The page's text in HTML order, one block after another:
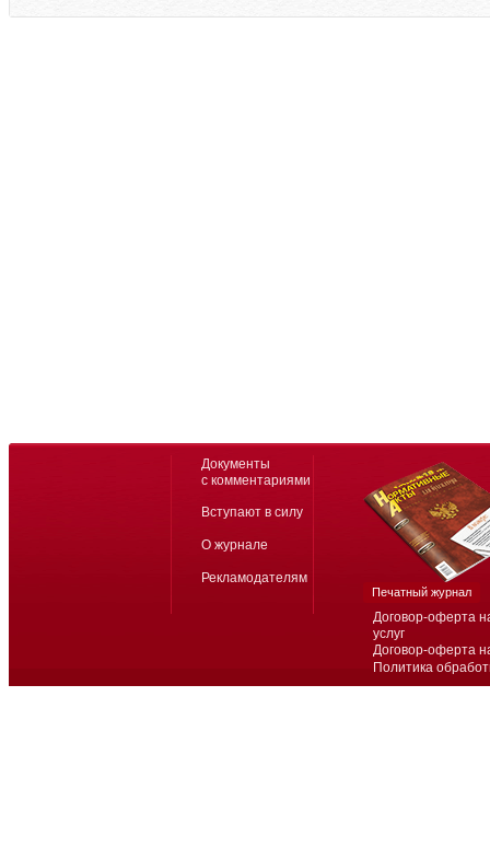
Договор-оферта
услуг
Договор-оферта
Политика
Документы
с комментариями
Вступают в силу
О журнале
Рекламодателям
Печатный журнал